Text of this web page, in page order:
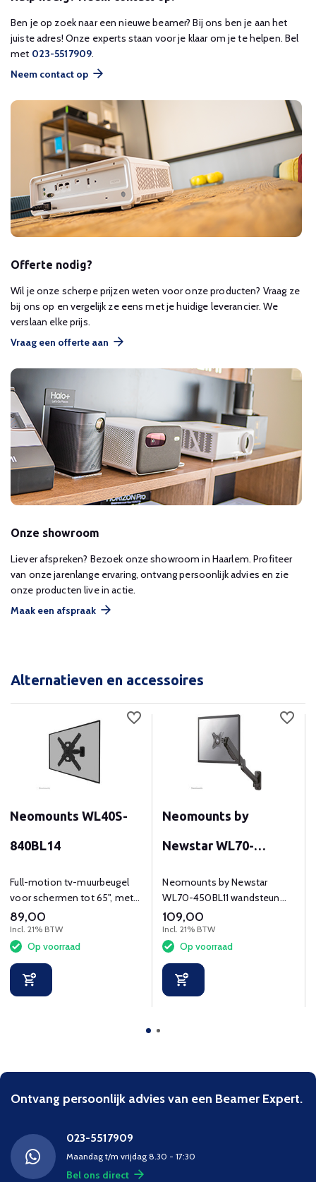
Ben je op zoek naar een nieuwe beamer? Bij ons ben je aan het
juiste adres! Onze experts staan voor je klaar om je te helpen. Bel
met 023-5517909.
Neem contact op
Offerte nodig?
Wil je onze scherpe prijzen weten voor onze producten? Vraag ze
bij ons op en vergelijk ze eens met je huidige leverancier. We
verslaan elke prijs.
Vraag een offerte aan
Onze showroom
Liever afspreken? Bezoek onze showroom in Haarlem. Profiteer
van onze jarenlange ervaring, ontvang persoonlijk advies en zie
onze producten live in actie.
Maak een afspraak
Alternatieven en accessoires
Neomounts WL40S-
840BL14
Full-motion tv-muurbeugel
voor schermen tot 65", met
kantel- en zwenkfunctie.
89,00
Incl. 21% BTW
Op voorraad
Neomounts by
Newstar WL70-
Neomounts by Newstar
WL70-450BL11 wandsteun
voor 17-32" schermen - Zwart
is een wandsteun voor flat
screens van 17 t/m 32 inch
draagvermogen van 9 kg.
109,00
Incl. 21% BTW
Op voorraad
Ontvang persoonlijk advies van een Beamer Expert.
023-5517909
Maandag t/m vrijdag 8.30 - 17:30
Bel ons direct